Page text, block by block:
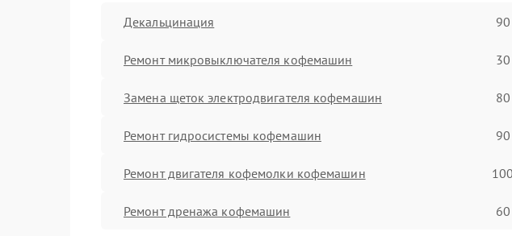
Декальцинация
Ремонт микровыключателя кофемашин
Замена щеток электродвигателя кофемашин
Ремонт гидросистемы кофемашин
Ремонт двигателя кофемолки кофемашин
Ремонт дренажа кофемашин